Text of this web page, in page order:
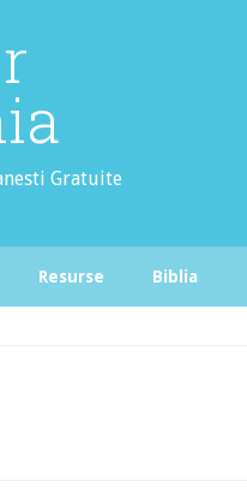
Gratuite
Resurse Biblia